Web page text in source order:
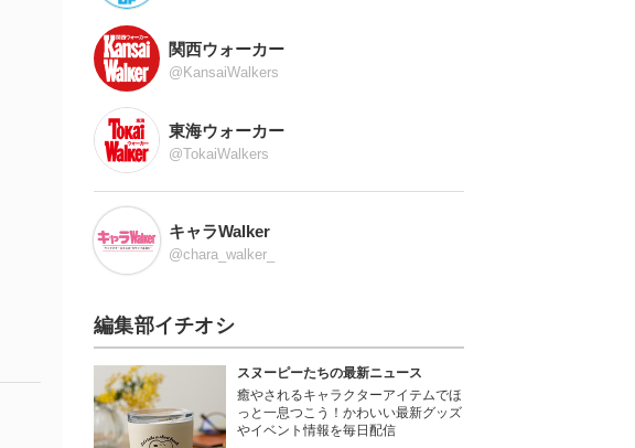
関西ウォーカー
@KansaiWalkers
東海ウォーカー
@TokaiWalkers
キャラWalker
@chara_walker_
編集部イチオシ
スヌーピーたちの最新ニュース
癒やされるキャラクターアイテムでほ
っと一息つこう！かわいい最新グッズ
やイベント情報を毎日配信